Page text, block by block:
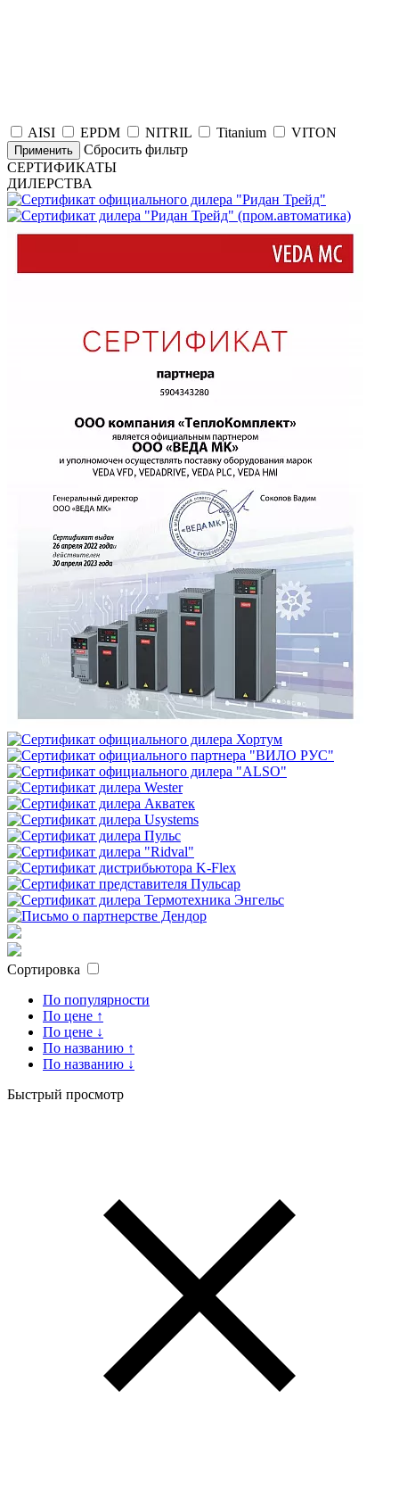
AISI EPDM NITRIL Titanium VITON
Применить
Сбросить фильтр
СЕРТИФИКАТЫ
ДИЛЕРСТВА
Сортировка
По популярности
По цене ↑
По цене ↓
По названию ↑
По названию ↓
Быстрый просмотр